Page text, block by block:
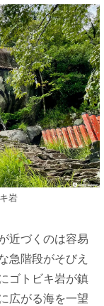
岩
近づくのは容易
急階段がそびえ
ゴトビキ岩が鎮
広がる海を一望